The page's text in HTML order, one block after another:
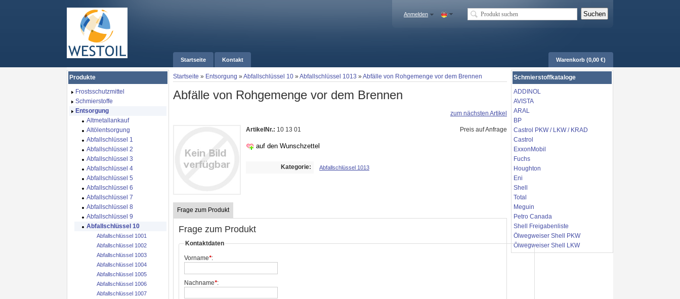
Startseite Kontakt Warenkorb (0,00 €)
Anmelden
Startseite » Entsorgung »Abfallschlüssel 10 »Abfallschlüssel 1013 »Abfälle von Rohgemenge vor dem Brennen
Abfälle von Rohgemenge vor dem Brennen
zum nächsten Artikel
ArtikelNr.: 10 13 01
auf den Wunschzettel
Preis auf Anfrage
Kategorie: Abfallschlüssel 1013
Frage zum Produkt
Frage zum Produkt
Kontaktdaten
Vorname*:
Nachname*:
Produkte
Frostsschutzmittel
Schmierstoffe
Entsorgung
Altmetallankauf
Altölentsorgung
Abfallschlüssel 1
Abfallschlüssel 2
Abfallschlüssel 3
Abfallschlüssel 4
Abfallschlüssel 5
Abfallschlüssel 6
Abfallschlüssel 7
Abfallschlüssel 8
Abfallschlüssel 9
Abfallschlüssel 10
Abfallschlüssel 1001
Abfallschlüssel 1002
Abfallschlüssel 1003
Abfallschlüssel 1004
Abfallschlüssel 1005
Abfallschlüssel 1006
Abfallschlüssel 1007
Schmierstoffkataloge
ADDINOL
AVISTA
ARAL
BP
Castrol PKW / LKW / KRAD
Castrol
ExxonMobil
Fuchs
Houghton
Eni
Shell
Total
Meguin
Petro Canada
Shell Freigabenliste
Ölwegweiser Shell PKW
Ölwegweiser Shell LKW